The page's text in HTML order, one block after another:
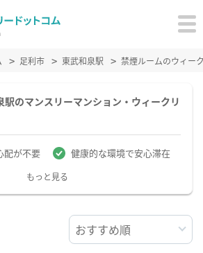
足利市 東武和泉駅 禁煙ルームのウィー
のマンスリーマンション・ウィークリ
配が不要 健康的な環境で安心滞在
もっと見る